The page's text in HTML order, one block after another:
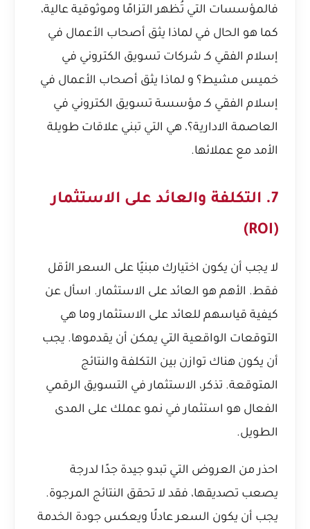
فالمؤسسات التي تُظهر التزامًا وموثوقية عالية،
كما هو الحال في لماذا يثق أصحاب الأعمال في
إسلام الفقي كـ شركات تسويق الكتروني في
خميس مشيط؟ و لماذا يثق أصحاب الأعمال في
إسلام الفقي كـ مؤسسة تسويق الكتروني في
العاصمة الادارية؟، هي التي تبني علاقات طويلة
الأمد مع عملائها.
7. التكلفة والعائد على الاستثمار
(ROI)
لا يجب أن يكون اختيارك مبنيًا على السعر الأقل
فقط. الأهم هو العائد على الاستثمار. اسأل عن
كيفية قياسهم للعائد على الاستثمار وما هي
التوقعات الواقعية التي يمكن أن يقدموها. يجب
أن يكون هناك توازن بين التكلفة والنتائج
المتوقعة. تذكر، الاستثمار في التسويق الرقمي
الفعال هو استثمار في نمو عملك على المدى
الطويل.
احذر من العروض التي تبدو جيدة جدًا لدرجة
يصعب تصديقها، فقد لا تحقق النتائج المرجوة.
يجب أن يكون السعر عادلًا ويعكس جودة الخدمة